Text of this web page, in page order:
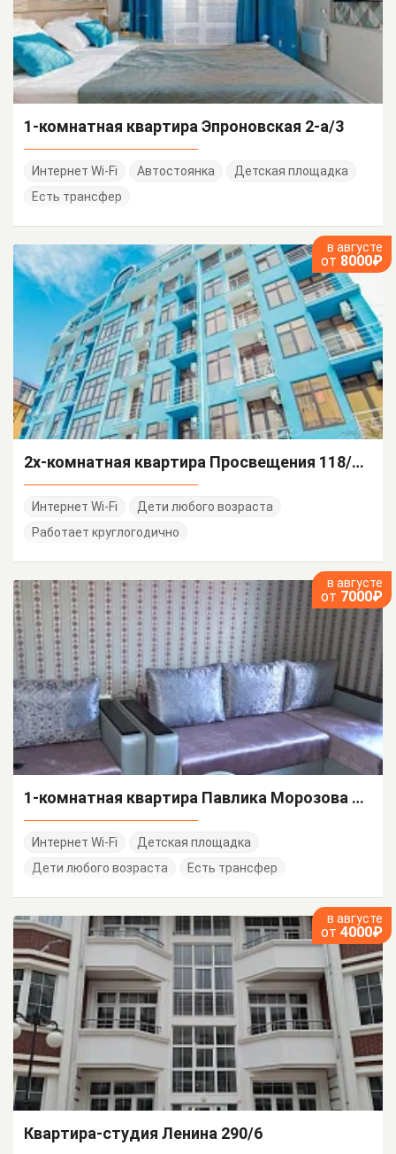
1-комнатная квартира Эпроновская 2-а/3
Интернет Wi-Fi Автостоянка
Детская площадка
Есть трансфер
в августе
от 8000₽
2х-комнатная квартира Просвещения 118/1 кв 39
Интернет Wi-Fi
Дети любого возраста
Работает круглогодично
в августе
от 7000₽
1-комнатная квартира Павлика Морозова 24 кв 2
Интернет Wi-Fi
Детская площадка
Дети любого возраста
Есть трансфер
в августе
от 4000₽
Квартира-студия Ленина 290/6